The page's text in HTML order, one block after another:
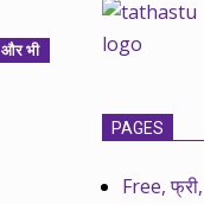
और भी
PAGES
Free,